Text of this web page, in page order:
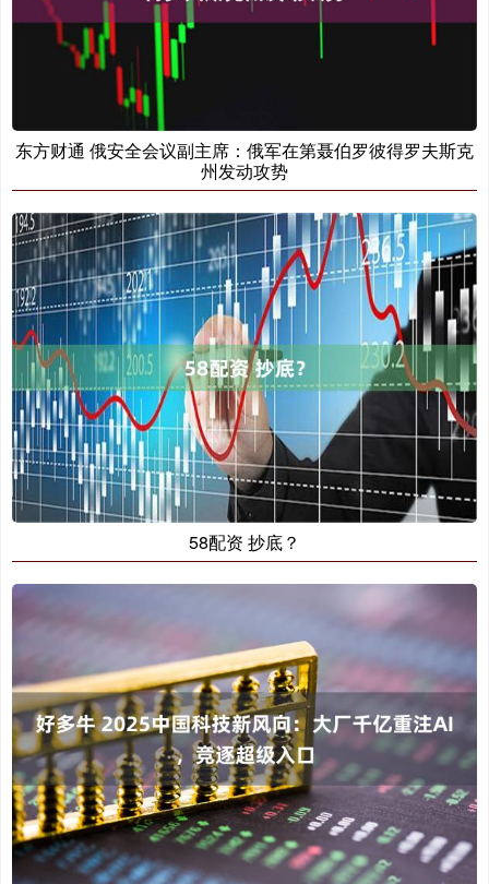
东方财通 俄安全会议副主席：俄军在第聂伯罗彼得罗夫斯克
州发动攻势
58配资 抄底？